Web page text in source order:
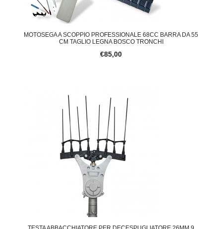
MOTOSEGA A SCOPPIO PROFESSIONALE 68CC BARRA DA 55
CM TAGLIO LEGNA BOSCO TRONCHI
€85,00